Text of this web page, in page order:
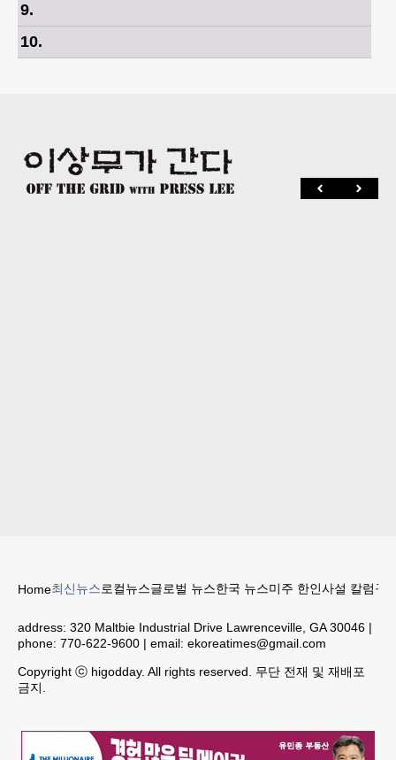
9.
10.
Home최신뉴스로컬뉴스글로벌 뉴스한국 뉴스미주 한인사설 칼럼구
address: 320 Maltbie Industrial Drive Lawrenceville, GA 30046 |
phone: 770-622-9600 | email: ekoreatimes@gmail.com
Copyright ⓒ higodday. All rights reserved. 무단 전재 및 재배포
금지.